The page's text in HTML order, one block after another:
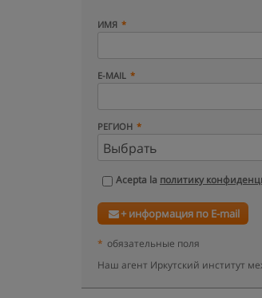
ИМЯ
E-MAIL
РЕГИОН
Acepta la политику
+ информация по E-mail
* обязательные поля
Наш агент Иркутский институт